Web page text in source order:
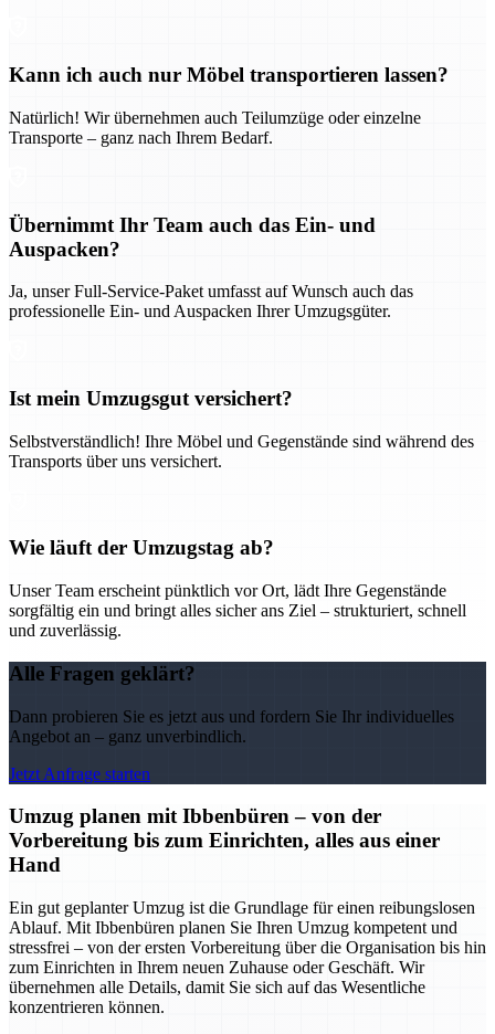
Kann ich auch nur Möbel transportieren lassen?
Natürlich! Wir übernehmen auch Teilumzüge oder einzelne
Transporte – ganz nach Ihrem Bedarf.
Übernimmt Ihr Team auch das Ein- und
Auspacken?
Ja, unser Full-Service-Paket umfasst auf Wunsch auch das
professionelle Ein- und Auspacken Ihrer Umzugsgüter.
Ist mein Umzugsgut versichert?
Selbstverständlich! Ihre Möbel und Gegenstände sind während des
Transports über uns versichert.
Wie läuft der Umzugstag ab?
Unser Team erscheint pünktlich vor Ort, lädt Ihre Gegenstände
sorgfältig ein und bringt alles sicher ans Ziel – strukturiert, schnell
und zuverlässig.
Alle Fragen geklärt?
Dann probieren Sie es jetzt aus und fordern Sie Ihr individuelles
Angebot an – ganz unverbindlich.
Jetzt Anfrage starten
Umzug planen mit Ibbenbüren – von der
Vorbereitung bis zum Einrichten, alles aus einer
Hand
Ein gut geplanter Umzug ist die Grundlage für einen reibungslosen
Ablauf. Mit Ibbenbüren planen Sie Ihren Umzug kompetent und
stressfrei – von der ersten Vorbereitung über die Organisation bis hin
zum Einrichten in Ihrem neuen Zuhause oder Geschäft. Wir
übernehmen alle Details, damit Sie sich auf das Wesentliche
konzentrieren können.